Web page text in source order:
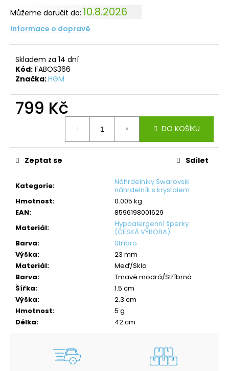
Můžeme doručit do: 10.8.2026
Informace o dopravě
Skladem za 14 dní
Kód: FABOS366
Značka:HGM
799 Kč
DO KOŠÍKU
Kategorie:
Náhrdelníky Swarovski
náhrdelník s krystalem
Hmotnost:
0.005 kg
EAN:
8596198001629
Materiál:
Hypoalergenní šperky
(ČESKÁ VÝROBA)
Barva:
Stříbro
Výška:
23 mm
Materiál:
Meď/Sklo
Barva:
Tmavě modrá/Stříbrná
Šířka:
1.5 cm
Výška:
2.3 cm
Hmotnost:
5 g
Délka: 42 cm
Zeptat se Sdílet